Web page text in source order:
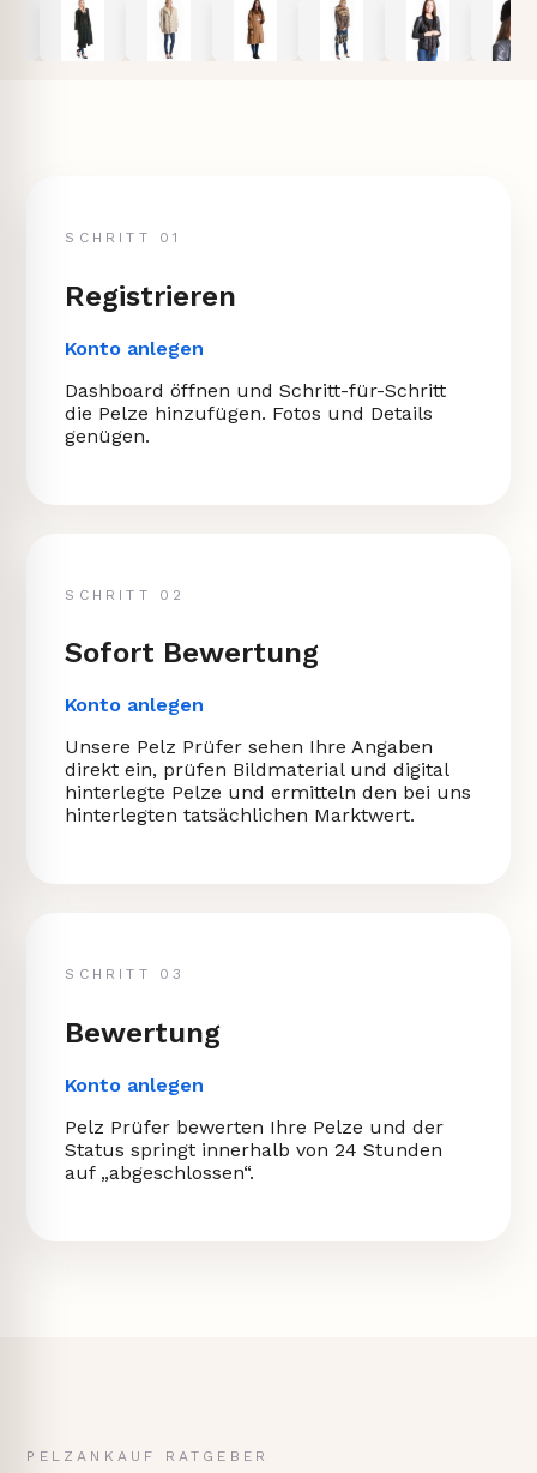
SCHRITT 01
Registrieren
Konto anlegen
Dashboard öffnen und Schritt-für-Schritt
die Pelze hinzufügen. Fotos und Details
genügen.
SCHRITT 02
Sofort Bewertung
Konto anlegen
Unsere Pelz Prüfer sehen Ihre Angaben
direkt ein, prüfen Bildmaterial und digital
hinterlegte Pelze und ermitteln den bei uns
hinterlegten tatsächlichen Marktwert.
SCHRITT 03
Bewertung
Konto anlegen
Pelz Prüfer bewerten Ihre Pelze und der
Status springt innerhalb von 24 Stunden
auf „abgeschlossen“.
PELZANKAUF RATGEBER